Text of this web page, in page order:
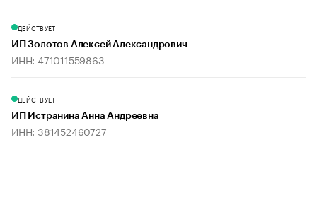
ДЕЙСТВУЕТ
ИП Золотов Алексей Александрович
ИНН: 471011559863
ДЕЙСТВУЕТ
ИП Истранина Анна Андреевна
ИНН: 381452460727